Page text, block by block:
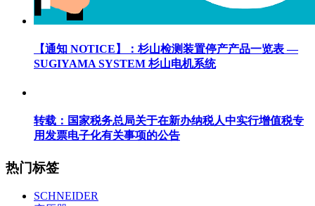
【通知 NOTICE】：杉山检测装置停产产品一览表 —
SUGIYAMA SYSTEM 杉山电机系统
转载：国家税务总局关于在新办纳税人中实行增值税专
用发票电子化有关事项的公告
热门标签
SCHNEIDER